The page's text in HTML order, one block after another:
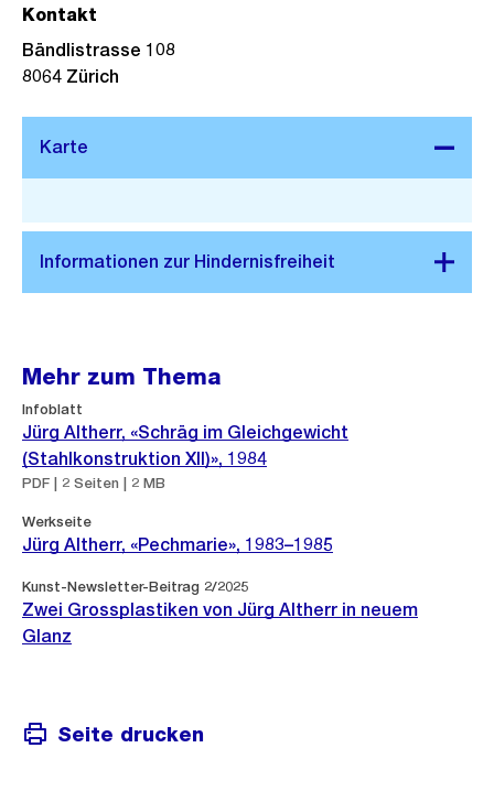
Stadtplan 3D
Kontakt
Bändlistrasse 108
8064 Zürich
Mehr zum Thema
Infoblatt
Jürg Altherr, «Schräg im Gleichgewicht
(Stahlkonstruktion XII)», 1984
PDF | 2 Seiten | 2 MB
Werkseite
Jürg Altherr, «Pechmarie», 1983–1985
Kunst-Newsletter-Beitrag 2/2025
Zwei Grossplastiken von Jürg Altherr in neuem
Glanz
Seite drucken